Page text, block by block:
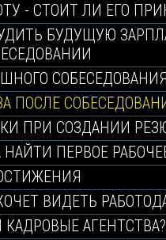
- СТОИТ ЛИ ЕГО
БУДУЩУЮ
ПОСЛЕ
ПРИ СОЗДАНИИ
ПЕРВОЕ
ВИДЕТЬ
АГЕНТСТВА?